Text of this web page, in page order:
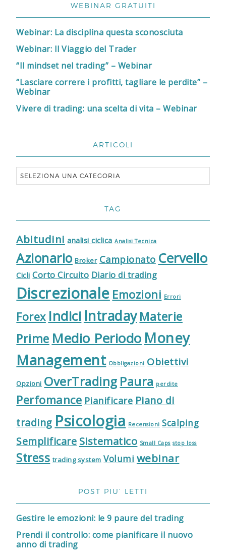
WEBINAR GRATUITI
Webinar: La disciplina questa sconosciuta
Webinar: Il Viaggio del Trader
“Il mindset nel trading” – Webinar
“Lasciare correre i profitti, tagliare le perdite” –
Webinar
Vivere di trading: una scelta di vita – Webinar
ARTICOLI
TAG
Abitudini analisi ciclica Analisi Tecnica
Azionario Broker Campionato Cervello
Cicli Corto Circuito Diario di trading
Discrezionale Emozioni Errori
Forex Indici IntradayMaterie
Prime Medio Periodo Money
Management Obbligazioni Obiettivi
Opzioni OverTrading Paura perdite
Perfomance Pianificare Piano di
trading Psicologia Recensioni Scalping
Semplificare Sistematico Small Caps stop loss
Stress trading system Volumi webinar
POST PIU’ LETTI
Gestire le emozioni: le 9 paure del trading
Prendi il controllo: come pianificare il nuovo
anno di trading